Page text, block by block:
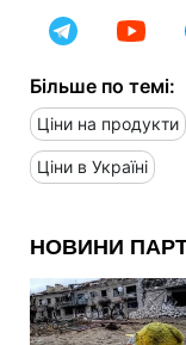
Більше по темі:
Ціни на продукти
Ціни в Україні